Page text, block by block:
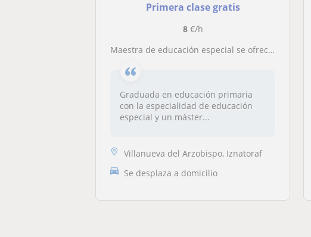
Primera clase gratis
8€/h
Maestra de educación especial se ofrece para dar refuerzo de las diferentes asignaturas así como llevar a cabo diversos programas
Graduada en educación primaria
con la especialidad de educación
especial y un máster...
Villanueva del Arzobispo, Iznatoraf
Se desplaza a domicilio